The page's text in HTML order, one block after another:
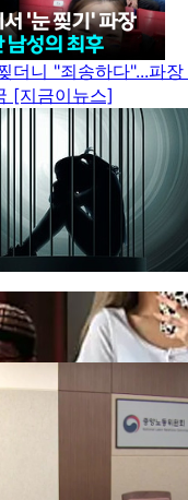
더니 "죄송하다"...파
[지금이뉴스]